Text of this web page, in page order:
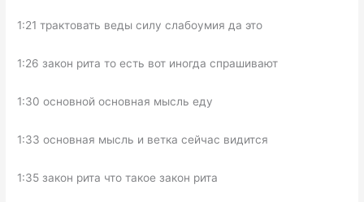
1:21 трактовать веды силу слабоумия да это
1:26 закон рита то есть вот иногда спрашивают
1:30 основной основная мысль еду
1:33 основная мысль и ветка сейчас видится
1:35 закон рита что такое закон рита